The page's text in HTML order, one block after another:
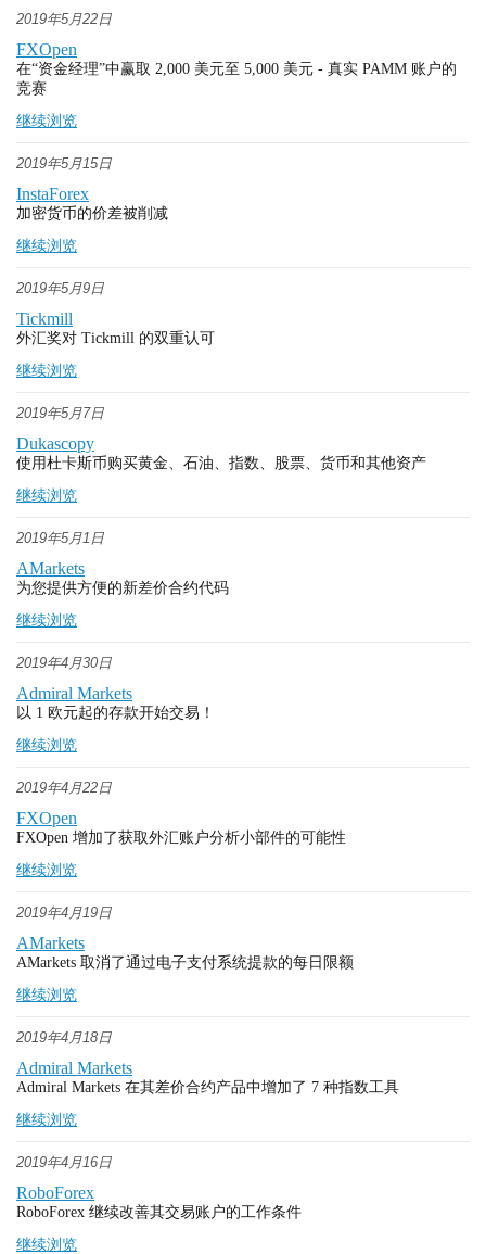
2019年5月22日
FXOpen
在“资金经理”中赢取 2,000 美元至 5,000 美元 - 真实 PAMM 账户的
竞赛
继续浏览
2019年5月15日
InstaForex
加密货币的价差被削减
继续浏览
2019年5月9日
Tickmill
外汇奖对 Tickmill 的双重认可
继续浏览
2019年5月7日
Dukascopy
使用杜卡斯币购买黄金、石油、指数、股票、货币和其他资产
继续浏览
2019年5月1日
AMarkets
为您提供方便的新差价合约代码
继续浏览
2019年4月30日
Admiral Markets
以 1 欧元起的存款开始交易！
继续浏览
2019年4月22日
FXOpen
FXOpen 增加了获取外汇账户分析小部件的可能性
继续浏览
2019年4月19日
AMarkets
AMarkets 取消了通过电子支付系统提款的每日限额
继续浏览
2019年4月18日
Admiral Markets
Admiral Markets 在其差价合约产品中增加了 7 种指数工具
继续浏览
2019年4月16日
RoboForex
RoboForex 继续改善其交易账户的工作条件
继续浏览